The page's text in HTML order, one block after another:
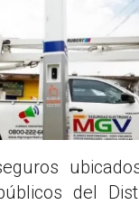
del